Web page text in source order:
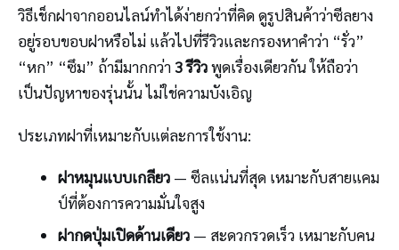
วิธีเช็กฝาจากออนไลน์ทำได้ง่ายกว่าที่คิด ดูรูปสินค้าว่าซีลยาง
อยู่รอบขอบฝาหรือไม่ แล้วไปที่รีวิวและกรองหาคำว่า “รั่ว”
“หก” “ซึม” ถ้ามีมากกว่า 3 รีวิวพูดเรื่องเดียวกัน ให้ถือว่า
เป็นปัญหาของรุ่นนั้น ไม่ใช่ความบังเอิญ
ประเภทฝาที่เหมาะกับแต่ละการใช้งาน:
ฝาหมุนแบบเกลียว— ซีลแน่นที่สุด เหมาะกับสายแคม
ป์ที่ต้องการความมั่นใจสูง
ฝากดปุ่มเปิดด้านเดียว— สะดวกรวดเร็ว เหมาะกับคน